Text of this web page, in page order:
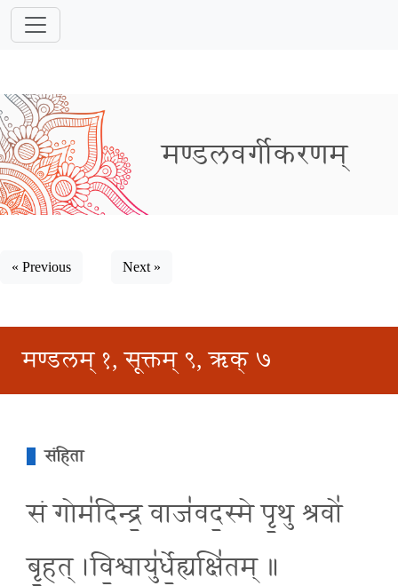
मण्डलवर्गीकरणम्
« Previous Next »
मण्डलम् १, सूक्तम् ९, ऋक् ७
संहिता
सं गोम॑दिन्द्र॒ वाज॑वद॒स्मे पृ॒थु श्रवो॑
बृ॒हत् ।वि॒श्वायु॑र्धे॒ह्यक्षि॑तम् ॥